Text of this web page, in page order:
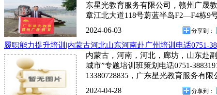
东星光教育服务有限公司，赣州广晟
章江北大道118号蔚蓝半岛F2—F4栋9
2024-06-03
分享到：
履职能力提升培训|内蒙古河北山东河南赴广州培训电话0751-
内蒙古，河南，河北，廊坊，山东赴
城市”专题培训班策划电话0751-
13380728835，广东星光教育服务有
2024-04-28
分享到：